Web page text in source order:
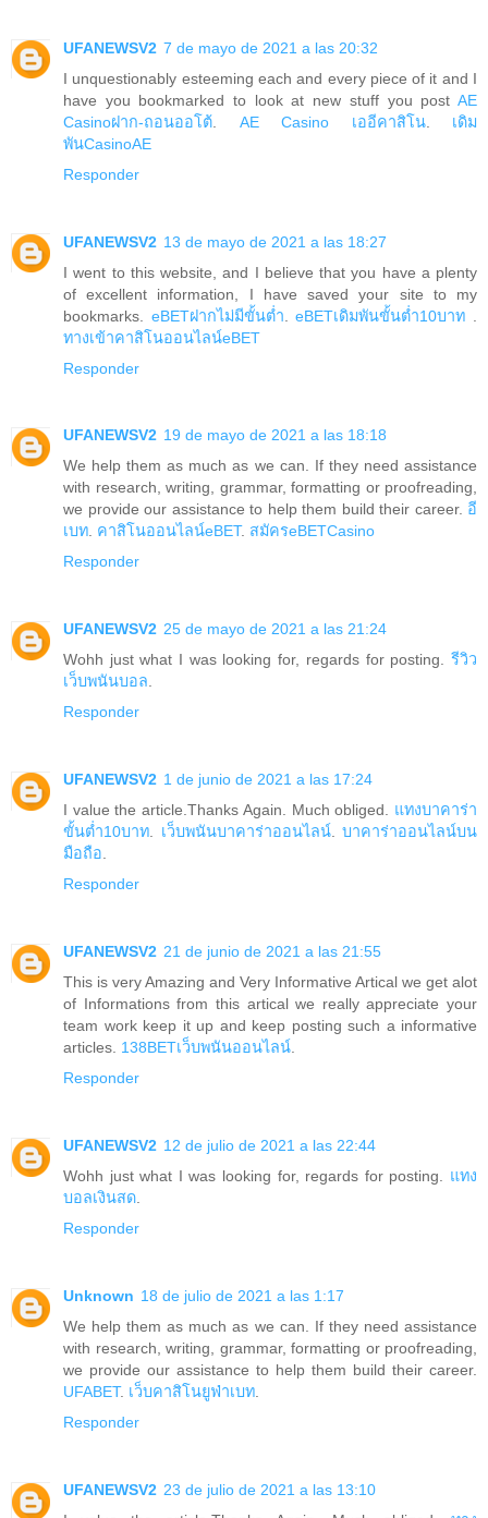
UFANEWSV2 7 de mayo de 2021 a las 20:32
I unquestionably esteeming each and every piece of it and I
have you bookmarked to look at new stuff you post AE
Casinoฝาก-ถอนออโต้
AE Casino เออีคาสิโน. เดิม
พันCasinoAE
Responder
UFANEWSV2 13 de mayo de 2021 a las 18:27
I went to this website, and I believe that you have a plenty
of excellent information, I have saved your site to my
bookmarks. eBETฝากไม่มีขั้นต่ำ .eBETเดิมพันขั้นต่ำ10บาท
ทางเข้าคาสิโนออนไลน์eBET
Responder
UFANEWSV2 19 de mayo de 2021 a las 18:18
We help them as much as we can. If they need assistance
with research, writing, grammar, formatting or proofreading,
we provide our assistance to help them build their career. อี
เบท. คาสิโนออนไลน์eBET. สมัครeBETCasino
Responder
UFANEWSV2 25 de mayo de 2021 a las 21:24
Wohh just what I was looking for, regards for posting. รีวิว
เว็บพนันบอล.
Responder
UFANEWSV2 1 de junio de 2021 a las 17:24
I value the article.Thanks Again. Much obliged. แทงบาคาร่า
ขั้นต่ำ10บาท. เว็บพนันบาคาร่าออนไลน์. บาคาร่าออนไลน์บน
มือถือ.
Responder
UFANEWSV2 21 de junio de 2021 a las 21:55
This is very Amazing and Very Informative Artical we get alot
of Informations from this artical we really appreciate your
team work keep it up and keep posting such a informative
articles. 138BETเว็บพนันออนไลน์.
Responder
UFANEWSV2 12 de julio de 2021 a las 22:44
Wohh just what I was looking for, regards for posting. แทง
บอลเงินสด.
Responder
Unknown 18 de julio de 2021 a las 1:17
We help them as much as we can. If they need assistance
with research, writing, grammar, formatting or proofreading,
we provide our assistance to help them build their career.
UFABET. เว็บคาสิโนยูฟ่าเบท.
Responder
UFANEWSV2 23 de julio de 2021 a las 13:10